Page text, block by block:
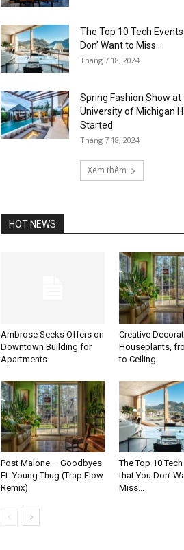
The Top 10 Tech
Don’ Want to Miss...
Tháng 7 18, 2024
Spring Fashion Show at
University of Michigan
Started
Tháng 7 18, 2024
Xem thêm
HOT NEWS
Ambrose Seeks Offers on
Downtown Building for
Apartments
Creative
Houseplants,
to Ceiling
Post Malone – Goodbyes
Ft. Young Thug (Trap Flow
Remix)
The Top 10
that You Don’
Miss...